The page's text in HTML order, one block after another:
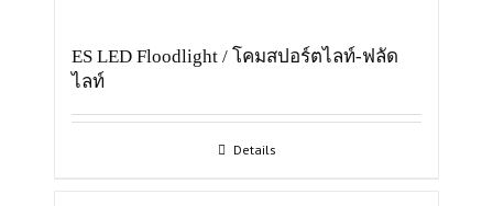
ES LED Floodlight / โคมสปอร์ตไลท์-ฟลัด
ไลท์
Details